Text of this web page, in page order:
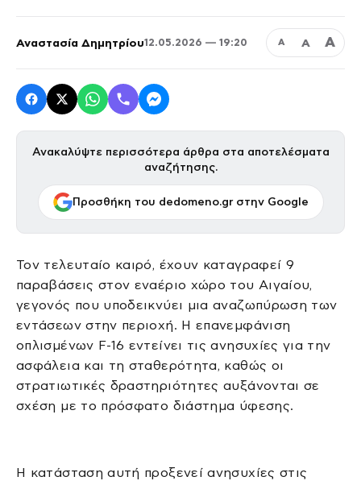
Αναστασία Δημητρίου12.05.2026 — 19:20 Α Α Α
Ανακαλύψτε περισσότερα άρθρα στα αποτελέσματα
αναζήτησης.
Προσθήκη του dedomeno.gr στην Google
Τον τελευταίο καιρό, έχουν καταγραφεί 9
παραβάσεις στον εναέριο χώρο του Αιγαίου,
γεγονός που υποδεικνύει μια αναζωπύρωση των
εντάσεων στην περιοχή. Η επανεμφάνιση
οπλισμένων F-16 εντείνει τις ανησυχίες για την
ασφάλεια και τη σταθερότητα, καθώς οι
στρατιωτικές δραστηριότητες αυξάνονται σε
σχέση με το πρόσφατο διάστημα ύφεσης.
Η κατάσταση αυτή προξενεί ανησυχίες στις